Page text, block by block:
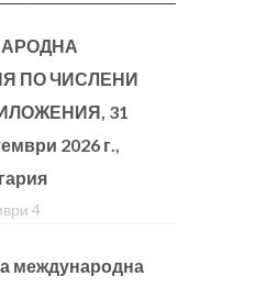
ПО ЧИСЛЕНИ
31
2026 г.,
4
международна